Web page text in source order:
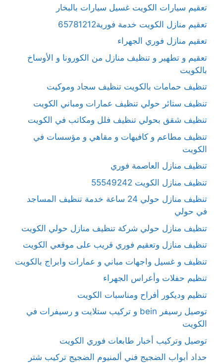
تعقيم سيارات الكويت غسيل سيارات بالبخار
تعقيم منازل الكويت خدمة فورية65781212
تعقيم منازل فوري الجهراء
تعقيم و تطهير و تنظيف منازل من الكورونا و الأوساخ
بالكويت
تنظيف حمامات بالكويت تنظيف سجاد وموكيت
تنظيف ستائر حولي تنظيف عمارات ومباني الكويت
تنظيف شقق بحولي تنظيف فلل ومكاتب في الكويت
تنظيف مطاعم و كافيهات و مقاهي و مؤسسات في
الكويت
تنظيف منازل العاصمة فوري
تنظيف منازل الكويت 55549242
تنظيف منازل حولي 24 ساعة خدمة تنظيف المساجد
في حولي
تنظيف منازل حولي شركة تنظيف منازل حولي الكويت
تنظيف منازل وتعقيم فوري قريب على موقعي الكويت
تنظيف و غسيل واجهات مباني و عمارات وابراج بالكويت
تنظيم حفلات وأعراس الجهراء
تنظيم وديكور أفراح ومناسبات الكويت
توصيل رسيفر bein و تركيب ستلايت و رسيفرات في
الكويت
توصيل وتركيب أخبار طابعات فوري الكويت
حداد أبواب الضجيج فني ألمنيوم الضجيج تركيب شتر